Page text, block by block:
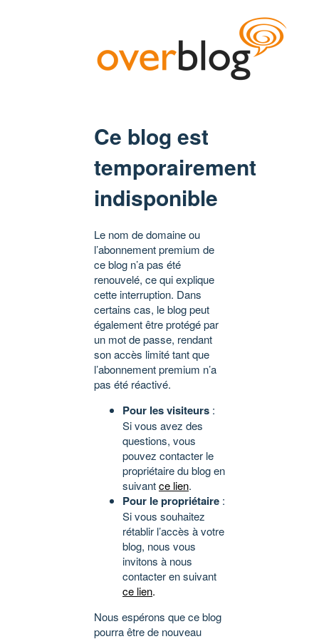
Ce blog est
temporairement
indisponible
Le nom de domaine ou
l’abonnement premium de
ce blog n’a pas été
renouvelé, ce qui explique
cette interruption. Dans
certains cas, le blog peut
également être protégé par
un mot de passe, rendant
son accès limité tant que
l’abonnement premium n’a
pas été réactivé.
Pour les visiteurs :
Si vous avez des
questions, vous
pouvez contacter le
propriétaire du blog en
suivantce lien.
Pour le propriétaire :
Si vous souhaitez
rétablir l’accès à votre
blog, nous vous
invitons à nous
contacter en suivant
ce lien.
Nous espérons que ce blog
pourra être de nouveau